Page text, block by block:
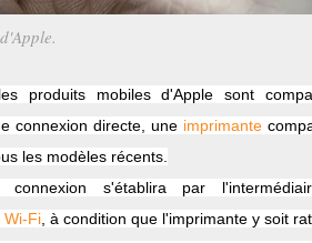
produits mobiles d'Apple sont
connexion directe, une imprimante
les modèles récents.
s'établira par
Wi-Fi , à condition que l'imprimante y soit